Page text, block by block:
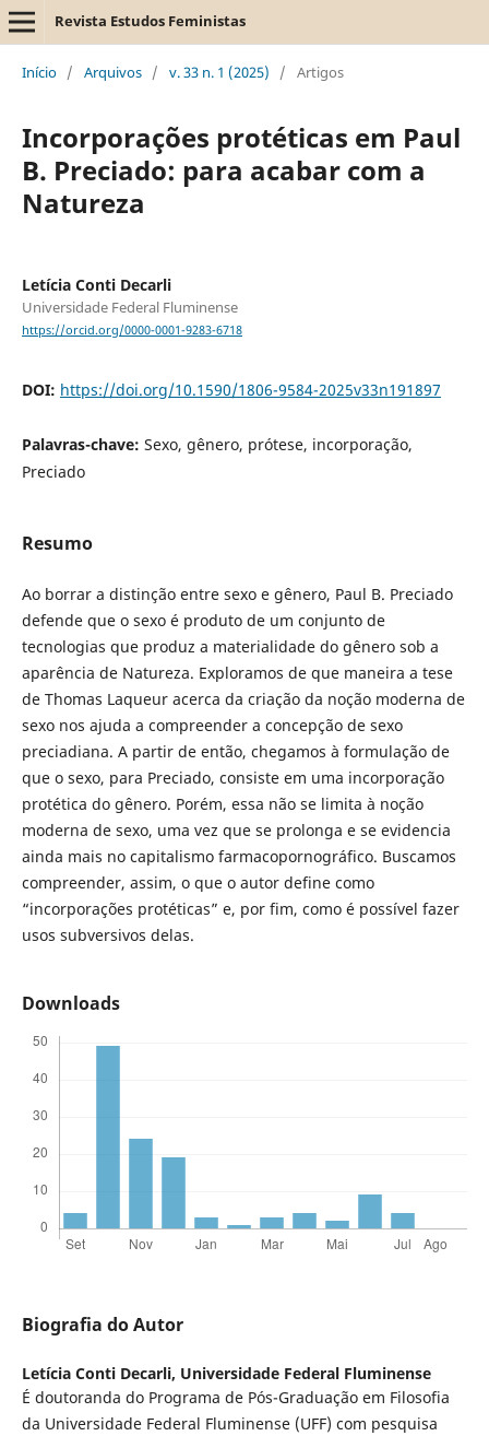
Revista Estudos Feministas
Início / Arquivos / v. 33 n. 1 (2025) / Artigos
Incorporações protéticas em Paul
B. Preciado: para acabar com a
Natureza
Letícia Conti Decarli
Universidade Federal Fluminense
https://orcid.org/0000-0001-9283-6718
DOI: https://doi.org/10.1590/1806-9584-2025v33n191897
Palavras-chave: Sexo, gênero, prótese, incorporação,
Preciado
Resumo
Ao borrar a distinção entre sexo e gênero, Paul B. Preciado
defende que o sexo é produto de um conjunto de
tecnologias que produz a materialidade do gênero sob a
aparência de Natureza. Exploramos de que maneira a tese
de Thomas Laqueur acerca da criação da noção moderna de
sexo nos ajuda a compreender a concepção de sexo
preciadiana. A partir de então, chegamos à formulação de
que o sexo, para Preciado, consiste em uma incorporação
protética do gênero. Porém, essa não se limita à noção
moderna de sexo, uma vez que se prolonga e se evidencia
ainda mais no capitalismo farmacopornográfico. Buscamos
compreender, assim, o que o autor define como
“incorporações protéticas” e, por fim, como é possível fazer
usos subversivos delas.
Downloads
Biografia do Autor
Letícia Conti Decarli, Universidade Federal Fluminense
É doutoranda do Programa de Pós-Graduação em Filosofia
da Universidade Federal Fluminense (UFF) com pesquisa